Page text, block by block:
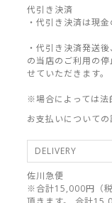
代引き決済
・代引き決済は現金
・代引き決済発送
の当店のご利用の
せていただきます。
※場合によっては法
お支払いについての
DELIVERY
佐川急便
※合計15,000円（